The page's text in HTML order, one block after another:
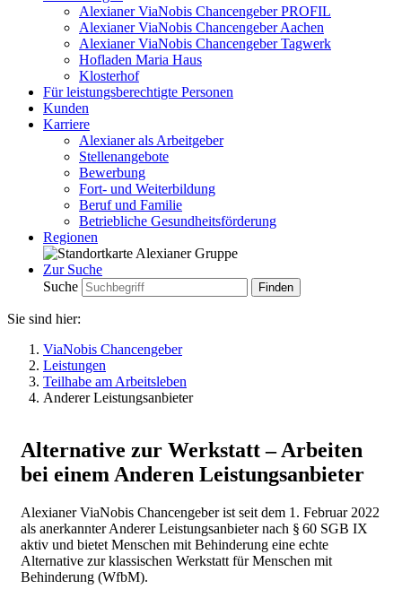
Alexianer ViaNobis Chancengeber PROFIL
Alexianer ViaNobis Chancengeber Aachen
Alexianer ViaNobis Chancengeber Tagwerk
Hofladen Maria Haus
Klosterhof
Für leistungsberechtigte Personen
Kunden
Karriere
Alexianer als Arbeitgeber
Stellenangebote
Bewerbung
Fort- und Weiterbildung
Beruf und Familie
Betriebliche Gesundheitsförderung
Regionen
Zur Suche
Suche
Sie sind hier:
ViaNobis Chancengeber
Leistungen
Teilhabe am Arbeitsleben
Anderer Leistungsanbieter
Alternative zur Werkstatt – Arbeiten
bei einem Anderen Leistungsanbieter
Alexianer ViaNobis Chancengeber ist seit dem 1. Februar 2022
als anerkannter Anderer Leistungsanbieter nach § 60 SGB IX
aktiv und bietet Menschen mit Behinderung eine echte
Alternative zur klassischen Werkstatt für Menschen mit
Behinderung (WfbM).